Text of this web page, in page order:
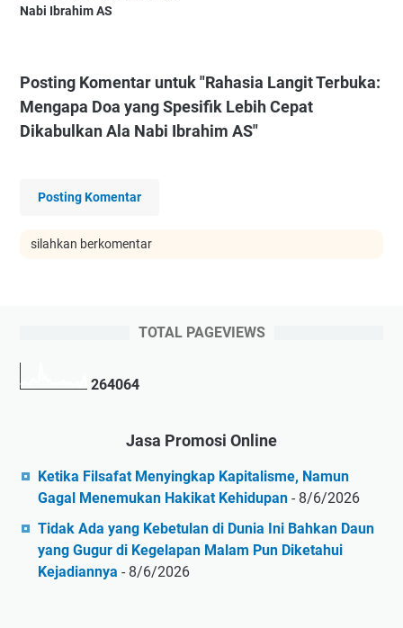
Nabi Ibrahim AS
Posting Komentar untuk "Rahasia Langit Terbuka:
Mengapa Doa yang Spesifik Lebih Cepat
Dikabulkan Ala Nabi Ibrahim AS"
Posting Komentar
silahkan berkomentar
TOTAL PAGEVIEWS
264064
Jasa Promosi Online
Ketika Filsafat Menyingkap Kapitalisme, Namun
Gagal Menemukan Hakikat Kehidupan - 8/6/2026
Tidak Ada yang Kebetulan di Dunia Ini Bahkan Daun
yang Gugur di Kegelapan Malam Pun Diketahui
Kejadiannya - 8/6/2026